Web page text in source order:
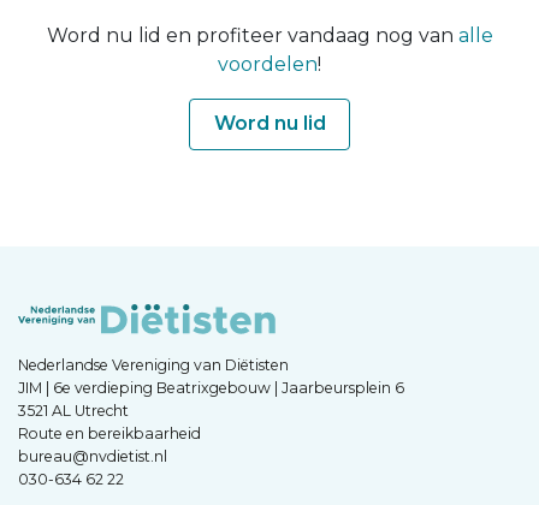
Word nu lid en profiteer vandaag nog van alle
voordelen!
Word nu lid
Nederlandse Vereniging van Diëtisten
JIM | 6e verdieping Beatrixgebouw | Jaarbeursplein 6
3521 AL Utrecht
Route en bereikbaarheid
bureau@nvdietist.nl
030-634 62 22